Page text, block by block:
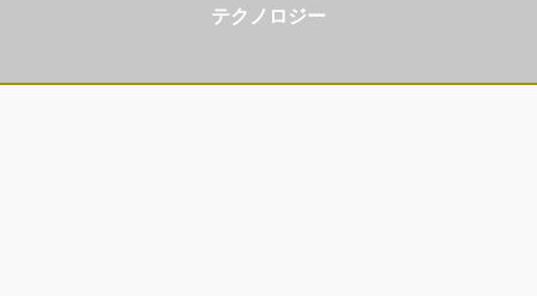
テクノロジー